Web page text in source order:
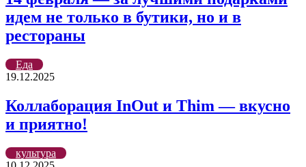
идем не только в бутики, но и в
рестораны
Еда
19.12.2025
Коллаборация InOut и Thim — вкусно
и приятно!
культура